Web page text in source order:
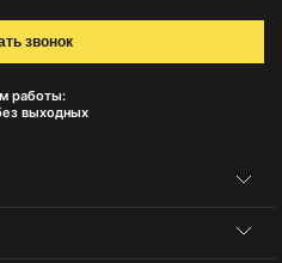
работы:
выходных
звонок